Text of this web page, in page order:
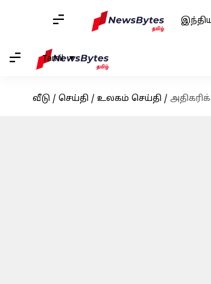
Tamil
வீடு / செய்தி / உலகம் செய்தி /